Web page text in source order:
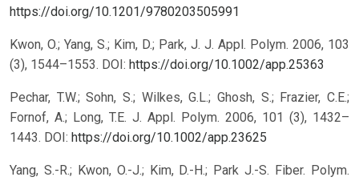
https://doi.org/10.1201/9780203505991
Kwon, O.; Yang, S.; Kim, D.; Park, J. J. Appl. Polym. 2006, 103
(3), 1544–1553. DOI: https://doi.org/10.1002/app.25363
Pechar, T.W.; Sohn, S.; Wilkes, G.L.; Ghosh, S.; Frazier, C.E.;
Fornof, A.; Long, T.E. J. Appl. Polym. 2006, 101 (3), 1432–
1443. DOI: https://doi.org/10.1002/app.23625
Yang, S.-R.; Kwon, O.-J.; Kim, D.-H.; Park J.-S. Fiber. Polym.